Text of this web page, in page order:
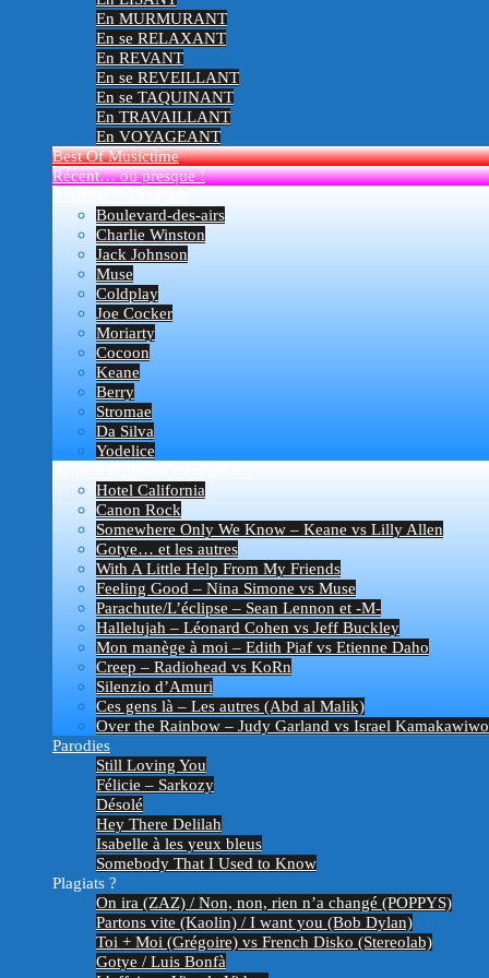
En MURMURANT
En se RELAXANT
En REVANT
En se REVEILLANT
En se TAQUINANT
En TRAVAILLANT
En VOYAGEANT
Best Of Musictime
Récent… ou presque !
Boulevard-des-airs
Charlie Winston
Jack Johnson
Muse
Coldplay
Joe Cocker
Moriarty
Cocoon
Keane
Berry
Stromae
Da Silva
Yodelice
Hotel California
Canon Rock
Somewhere Only We Know – Keane vs Lilly Allen
Gotye… et les autres
With A Little Help From My Friends
Feeling Good – Nina Simone vs Muse
Parachute/L’éclipse – Sean Lennon et -M-
Hallelujah – Léonard Cohen vs Jeff Buckley
Mon manège à moi – Edith Piaf vs Etienne Daho
Creep – Radiohead vs KoRn
Silenzio d’Amuri
Ces gens là – Les autres (Abd al Malik)
Over the Rainbow – Judy Garland vs Israel
Parodies
Still Loving You
Félicie – Sarkozy
Désolé
Hey There Delilah
Isabelle à les yeux bleus
Somebody That I Used to Know
Plagiats ?
On ira (ZAZ) / Non, non, rien n’a changé (POPPYS)
Partons vite (Kaolin) / I want you (Bob Dylan)
Toi + Moi (Grégoire) vs French Disko (Stereolab)
Gotye / Luis Bonfà